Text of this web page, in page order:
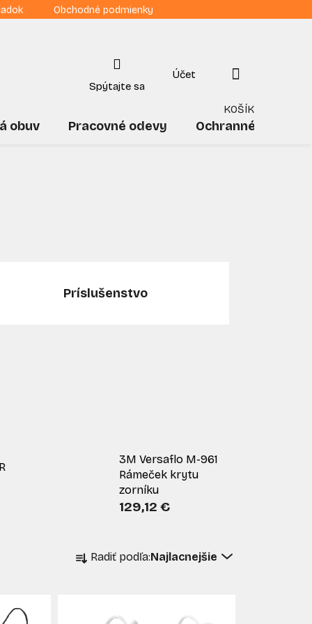
Obchodné podmienky
NÁKUPNÝ
KOŠÍK
obuv Pracovné odevy Ochranné
Príslušenstvo
3M Versaflo M-961
Rámeček krytu
zorníku
129,12 €
a Radiť podľa:Najlacnejšie